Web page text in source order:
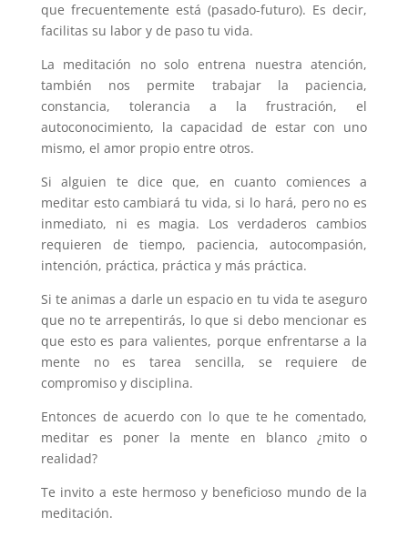
que frecuentemente está (pasado-futuro). Es decir,
facilitas su labor y de paso tu vida.
La meditación no solo entrena nuestra atención,
también nos permite trabajar la paciencia,
constancia, tolerancia a la frustración, el
autoconocimiento, la capacidad de estar con uno
mismo, el amor propio entre otros.
Si alguien te dice que, en cuanto comiences a
meditar esto cambiará tu vida, si lo hará, pero no es
inmediato, ni es magia. Los verdaderos cambios
requieren de tiempo, paciencia, autocompasión,
intención, práctica, práctica y más práctica.
Si te animas a darle un espacio en tu vida te aseguro
que no te arrepentirás, lo que si debo mencionar es
que esto es para valientes, porque enfrentarse a la
mente no es tarea sencilla, se requiere de
compromiso y disciplina.
Entonces de acuerdo con lo que te he comentado,
meditar es poner la mente en blanco ¿mito o
realidad?
Te invito a este hermoso y beneficioso mundo de la
meditación.